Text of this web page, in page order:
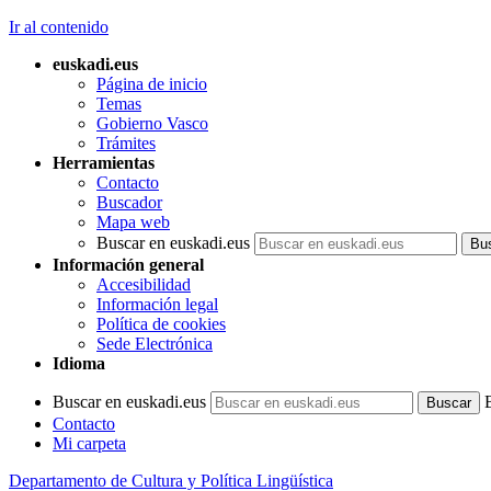
Ir al contenido
euskadi.eus
Página de inicio
Temas
Gobierno Vasco
Trámites
Herramientas
Contacto
Buscador
Mapa web
Buscar en euskadi.eus
Información general
Accesibilidad
Información legal
Política de cookies
Sede Electrónica
Idioma
Buscar en euskadi.eus
Contacto
Mi carpeta
Departamento de Cultura y Política Lingüística